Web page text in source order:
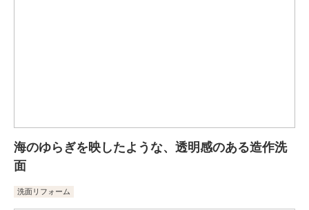
海のゆらぎを映したような、透明感のある造作洗
面
洗面リフォーム